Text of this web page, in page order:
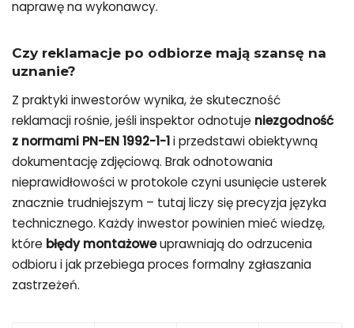
naprawę na wykonawcy.
Czy reklamacje po odbiorze mają szansę na
uznanie?
Z praktyki inwestorów wynika, że skuteczność
reklamacji rośnie, jeśli inspektor odnotuje niezgodność
z normami PN-EN 1992-1-1i przedstawi obiektywną
dokumentację zdjęciową. Brak odnotowania
nieprawidłowości w protokole czyni usunięcie usterek
znacznie trudniejszym – tutaj liczy się precyzja języka
technicznego. Każdy inwestor powinien mieć wiedzę,
które błędy montażoweuprawniają do odrzucenia
odbioru i jak przebiega proces formalny zgłaszania
zastrzeżeń.